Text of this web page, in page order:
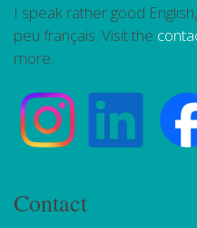
I speak rather good
peu français. Visit the
more.
Contact